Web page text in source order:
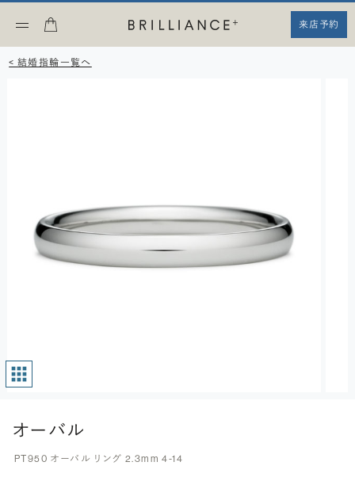
来店予約
< 結婚指輪一覧へ
オーバル
PT950 オーバル リング 2.3mm 4-14